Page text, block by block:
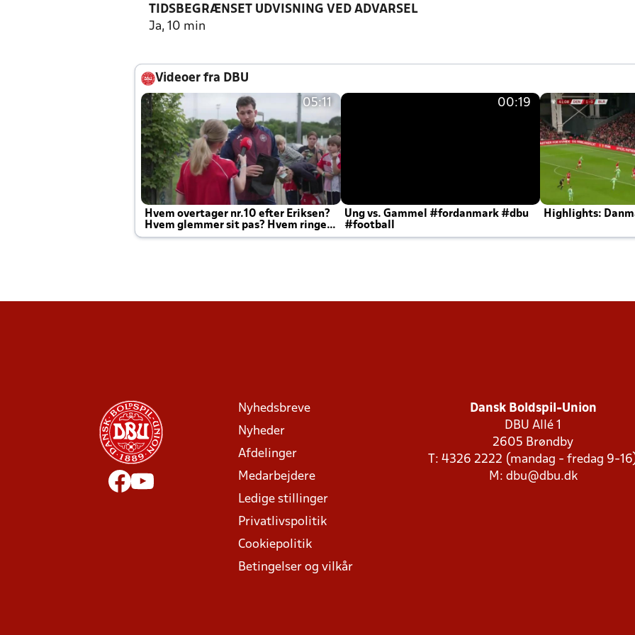
TIDSBEGRÆNSET UDVISNING VED ADVARSEL
Ja, 10 min
Videoer fra DBU
05:11
Hvem overtager nr.10 efter Eriksen?
Hvem glemmer sit pas? Hvem ringer
Joachim altid til efter kampe?
00:19
Ung vs. Gammel #fordanmark #dbu
#football
Highlights:
Nyhedsbreve
Nyheder
Afdelinger
Medarbejdere
Ledige stillinger
Privatlivspolitik
Cookiepolitik
Betingelser og vilkår
Dansk Boldspil-Union
DBU Allé 1
2605 Brøndby
T: 4326 2222 (mandag - fredag 9-
M: dbu@dbu.dk